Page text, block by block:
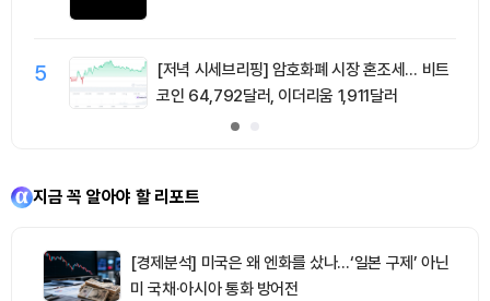
5
[저녁 시세브리핑] 암호화폐 시장 혼조세… 비트
코인 64,792달러, 이더리움 1,911달러
지금 꼭 알아야 할 리포트
[경제분석] 미국은 왜 엔화를 샀나…‘일본 구제’ 아닌
미 국채·아시아 통화 방어전